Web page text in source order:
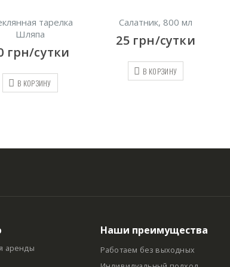
тарелка
Шляпа
грн/сутки
В КОРЗИНУ
Салатник, 800 мл
25 грн/сутки
В КОРЗИНУ
аренды
Наши преимущества
Работаем без выходных